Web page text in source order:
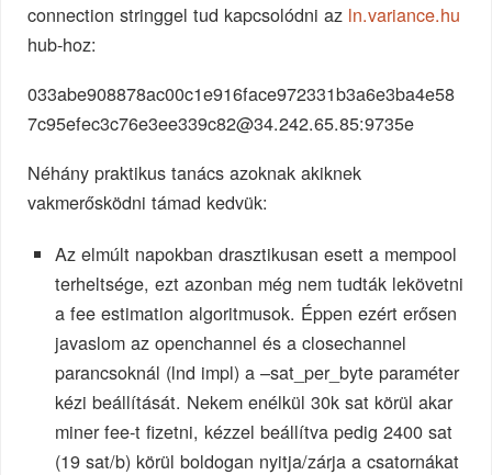
connection stringgel tud kapcsolódni az ln.variance.hu
hub-hoz:
033abe908878ac00c1e916face972331b3a6e3ba4e58
7c95efec3c76e3ee339c82@34.242.65.85:9735e
Néhány praktikus tanács azoknak akiknek
vakmerősködni támad kedvük:
Az elmúlt napokban drasztikusan esett a mempool
terheltsége, ezt azonban még nem tudták lekövetni
a fee estimation algoritmusok. Éppen ezért erősen
javaslom az openchannel és a closechannel
parancsoknál (lnd impl) a –sat_per_byte paraméter
kézi beállítását. Nekem enélkül 30k sat körül akar
miner fee-t fizetni, kézzel beállítva pedig 2400 sat
(19 sat/b) körül boldogan nyitja/zárja a csatornákat